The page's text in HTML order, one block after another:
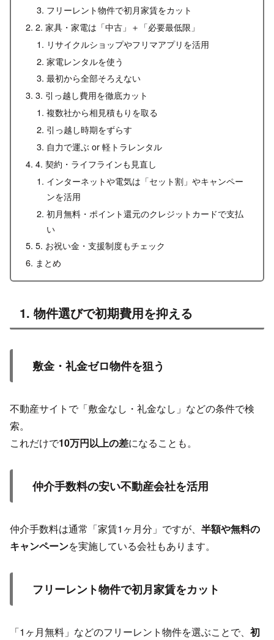
フリーレント物件で初月家賃をカット
2. 家具・家電は「中古」＋「必要最低限」
リサイクルショップやフリマアプリを活用
家電レンタルを使う
最初から全部そろえない
3. 引っ越し費用を徹底カット
複数社から相見積もりを取る
引っ越し時期をずらす
自力で運ぶ or 軽トラレンタル
4. 契約・ライフラインも見直し
インターネットや電気は「セット割」やキャンペー
ンを活用
初月無料・ポイント還元のクレジットカードで支払
い
5. お祝い金・支援制度もチェック
まとめ
1. 物件選びで初期費用を抑える
敷金・礼金ゼロ物件を狙う
不動産サイトで「敷金なし・礼金なし」などの条件で検
索。
これだけで10万円以上の差になることも。
仲介手数料の安い不動産会社を活用
仲介手数料は通常「家賃1ヶ月分」ですが、 半額や無料の
キャンペーンを実施している会社もあります。
フリーレント物件で初月家賃をカット
「1ヶ月無料」などのフリーレント物件を選ぶことで、 初